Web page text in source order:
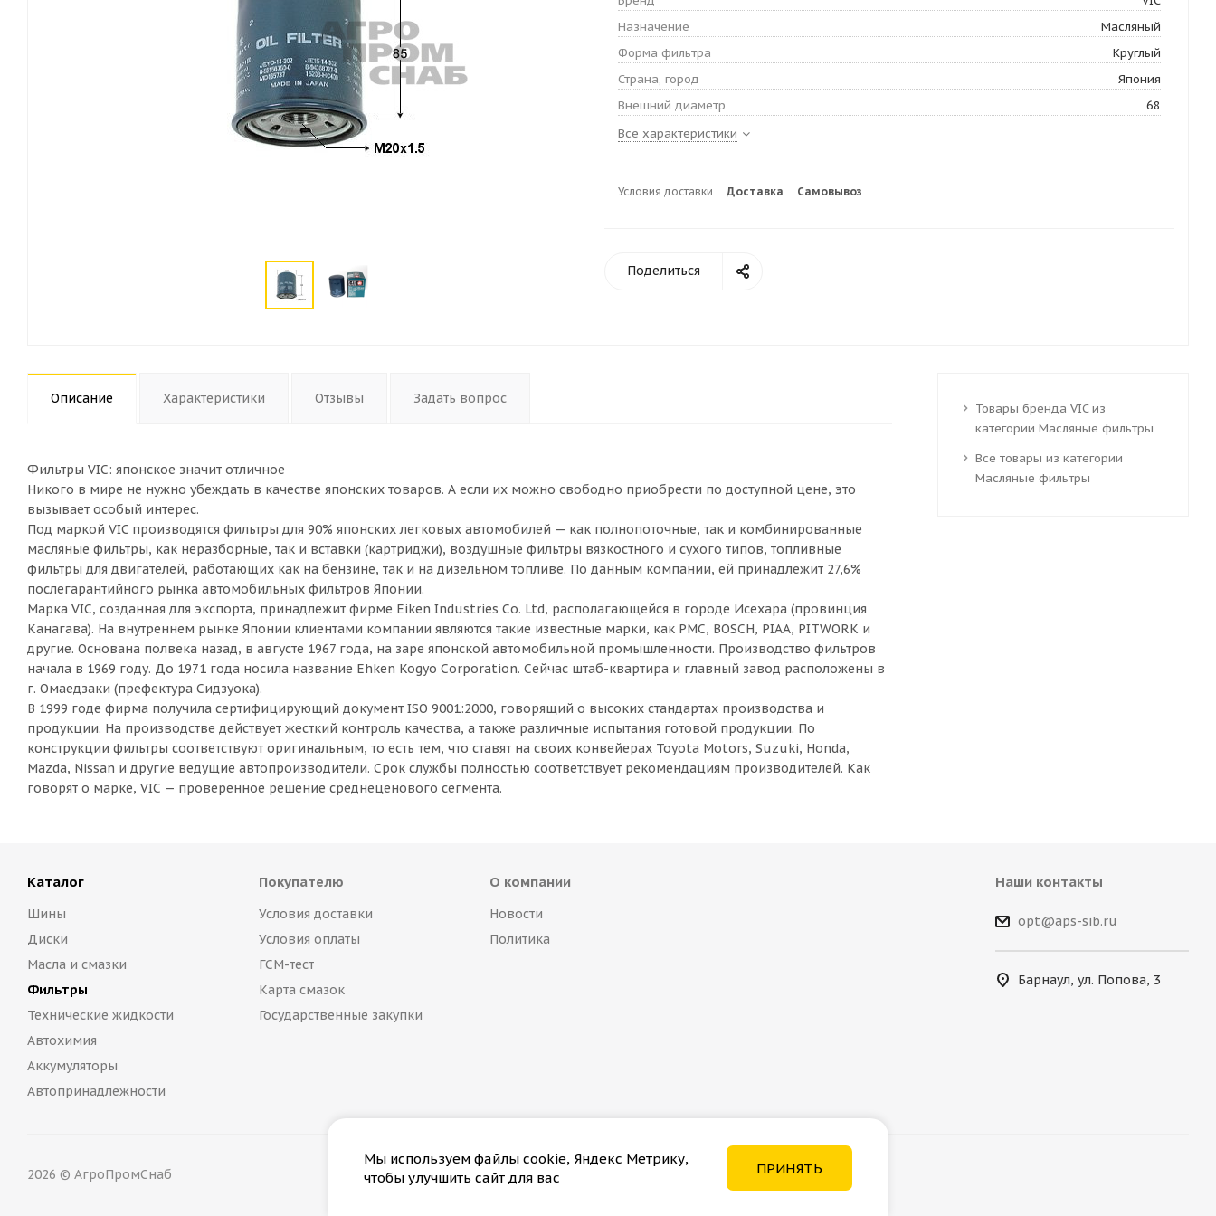
Назначение
Масляный
Форма фильтра
Круглый
Страна, город
Япония
Внешний диаметр
68
Все характеристики
Условия доставки Доставка Самовывоз
Поделиться
Описание Характеристики Отзывы Задать вопрос
Фильтры VIC: японское значит отличное
Никого в мире не нужно убеждать в качестве японских товаров. А если их можно свободно приобрести по доступной цене, это
вызывает особый интерес.
Под маркой VIC производятся фильтры для 90% японских легковых автомобилей — как полнопоточные, так и комбинированные
масляные фильтры, как неразборные, так и вставки (картриджи), воздушные фильтры вязкостного и сухого типов, топливные
фильтры для двигателей, работающих как на бензине, так и на дизельном топливе. По данным компании, ей принадлежит 27,6%
послегарантийного рынка автомобильных фильтров Японии.
Марка VIC, созданная для экспорта, принадлежит фирме Eiken Industries Co. Ltd, располагающейся в городе Исехара (провинция
Канагава). На внутреннем рынке Японии клиентами компании являются такие известные марки, как PMC, BOSCH, PIAA, PITWORK и
другие. Основана полвека назад, в августе 1967 года, на заре японской автомобильной промышленности. Производство фильтров
начала в 1969 году. До 1971 года носила название Ehken Kogyo Corporation. Сейчас штаб-квартира и главный завод расположены в
г. Омаедзаки (префектура Сидзуока).
В 1999 годе фирма получила сертифицирующий документ ISO 9001:2000, говорящий о высоких стандартах производства и
продукции. На производстве действует жесткий контроль качества, а также различные испытания готовой продукции. По
конструкции фильтры соответствуют оригинальным, то есть тем, что ставят на своих конвейерах Toyota Motors, Suzuki, Honda,
Mazda, Nissan и другие ведущие автопроизводители. Срок службы полностью соответствует рекомендациям производителей. Как
говорят о марке, VIC — проверенное решение среднеценового сегмента.
Товары бренда VIC из
категории Масляные фильтры
Все товары из категории
Масляные фильтры
Каталог
Шины
Диски
Масла и смазки
Фильтры
Технические жидкости
Автохимия
Аккумуляторы
Автопринадлежности
Покупателю
Условия доставки
Условия оплаты
ГСМ-тест
Карта смазок
Государственные закупки
О компании
Новости
Политика
Наши контакты
opt@aps-sib.ru
Барнаул, ул. Попова, 3
2026 © АгроПромСнаб
Мы используем файлы cookie, Яндекс Метрику,
чтобы улучшить сайт для вас
ПРИНЯТЬ